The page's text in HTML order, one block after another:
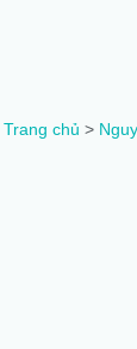
Trang chủ >